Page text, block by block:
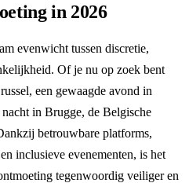
in 2026
evenwicht tussen discretie,
Of je nu op zoek bent
een gewaagde avond in
in Brugge, de Belgische
betrouwbare platforms,
inclusieve evenementen, is het
tegenwoordig veiliger en